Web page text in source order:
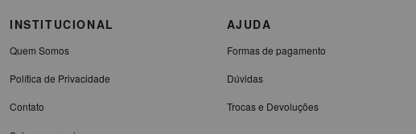
INSTITUCIONAL
Quem Somos
Política de Privacidade
Contato
AJUDA
Formas de pagamento
Dúvidas
Trocas e Devoluções